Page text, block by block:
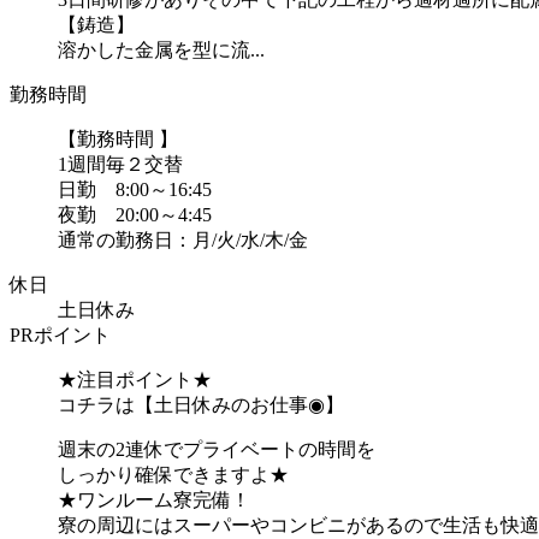
【鋳造】
溶かした金属を型に流...
勤務時間
【勤務時間 】
1週間毎２交替
日勤 8:00～16:45
夜勤 20:00～4:45
通常の勤務日：月/火/水/木/金
休日
土日休み
PRポイント
★注目ポイント★
コチラは【土日休みのお仕事◉】
週末の2連休でプライベートの時間を
しっかり確保できますよ★
★ワンルーム寮完備！
寮の周辺にはスーパーやコンビニがあるので生活も快